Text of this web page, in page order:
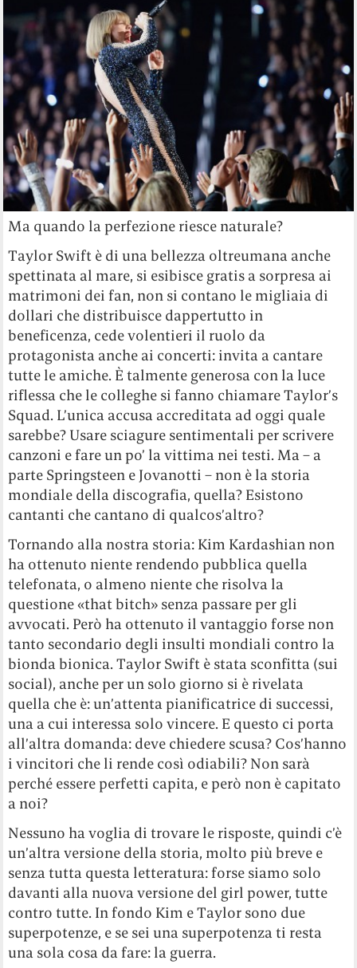
Ma quando la perfezione riesce naturale?
Taylor Swift è di una bellezza oltreumana anche
spettinata al mare, si esibisce gratis a sorpresa ai
matrimoni dei fan, non si contano le migliaia di
dollari che distribuisce dappertutto in
beneficenza, cede volentieri il ruolo da
protagonista anche ai concerti: invita a cantare
tutte le amiche. È talmente generosa con la luce
riflessa che le colleghe si fanno chiamare Taylor’s
Squad. L’unica accusa accreditata ad oggi quale
sarebbe? Usare sciagure sentimentali per scrivere
canzoni e fare un po’ la vittima nei testi. Ma – a
parte Springsteen e Jovanotti – non è la storia
mondiale della discografia, quella? Esistono
cantanti che cantano di qualcos’altro?
Tornando alla nostra storia: Kim Kardashian non
ha ottenuto niente rendendo pubblica quella
telefonata, o almeno niente che risolva la
questione «that bitch» senza passare per gli
avvocati. Però ha ottenuto il vantaggio forse non
tanto secondario degli insulti mondiali contro la
bionda bionica. Taylor Swift è stata sconfitta (sui
social), anche per un solo giorno si è rivelata
quella che è: un’attenta pianificatrice di successi,
una a cui interessa solo vincere. E questo ci porta
all’altra domanda: deve chiedere scusa? Cos’hanno
i vincitori che li rende così odiabili? Non sarà
perché essere perfetti capita, e però non è capitato
a noi?
Nessuno ha voglia di trovare le risposte, quindi c’è
un’altra versione della storia, molto più breve e
senza tutta questa letteratura: forse siamo solo
davanti alla nuova versione del girl power, tutte
contro tutte. In fondo Kim e Taylor sono due
superpotenze, e se sei una superpotenza ti resta
una sola cosa da fare: la guerra.